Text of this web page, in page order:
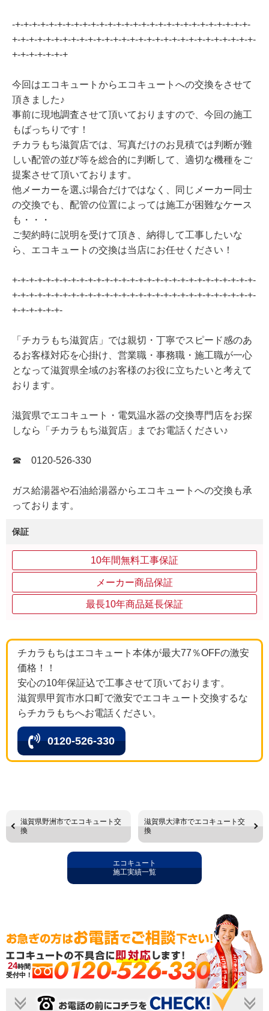
-+-+-+-+-+-+-+-+-+-+-+-+-+-+-+-+-+-+-+-+-+-+-+-+-+-+-+-+-
+-+-+-+-+-+-+-+-+-+-+-+-+-+-+-+-+-+-+-+-+-+-+-+-+-+-+-+-+-
+-+-+-+-+-+-+
今回はエコキュートからエコキュートへの交換をさせて
頂きました♪
事前に現地調査させて頂いておりますので、今回の施工
もばっちりです！
チカラもち滋賀店では、写真だけのお見積では判断が難
しい配管の並び等を総合的に判断して、適切な機種をご
提案させて頂いております。
他メーカーを選ぶ場合だけではなく、同じメーカー同士
の交換でも、配管の位置によっては施工が困難なケース
も・・・
ご契約時に説明を受けて頂き、納得して工事したいな
ら、エコキュートの交換は当店にお任せください！
+-+-+-+-+-+-+-+-+-+-+-+-+-+-+-+-+-+-+-+-+-+-+-+-+-+-+-+-+-
+-+-+-+-+-+-+-+-+-+-+-+-+-+-+-+-+-+-+-+-+-+-+-+-+-+-+-+-+-
+-+-+-+-+-+-
「チカラもち滋賀店」では親切・丁寧でスピード感のあ
るお客様対応を心掛け、営業職・事務職・施工職が一心
となって滋賀県全域のお客様のお役に立ちたいと考えて
おります。
滋賀県でエコキュート・電気温水器の交換専門店をお探
しなら「チカラもち滋賀店」までお電話ください♪
☎ 0120-526-330
ガス給湯器や石油給湯器からエコキュートへの交換も承
っております。
保証
10年間無料工事保証
メーカー商品保証
最長10年商品延長保証
チカラもちはエコキュート本体が最大77％OFFの激安
価格！！
安心の10年保証込で工事させて頂いております。
滋賀県甲賀市水口町で激安でエコキュート交換するな
らチカラもちへお電話ください。
0120-526-330
滋賀県野洲市でエコキュート交
換
滋賀県大津市でエコキュート交
換
エコキュート
施工実績一覧
24時間
受付中！
0120-526-330